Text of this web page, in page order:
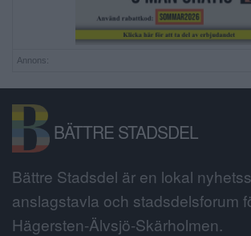
Annons:
BÄTTRE STADSDEL
Bättre Stadsdel är en lokal
anslagstavla och stadsdelsforum
Hägersten-Älvsjö-Skärholmen.